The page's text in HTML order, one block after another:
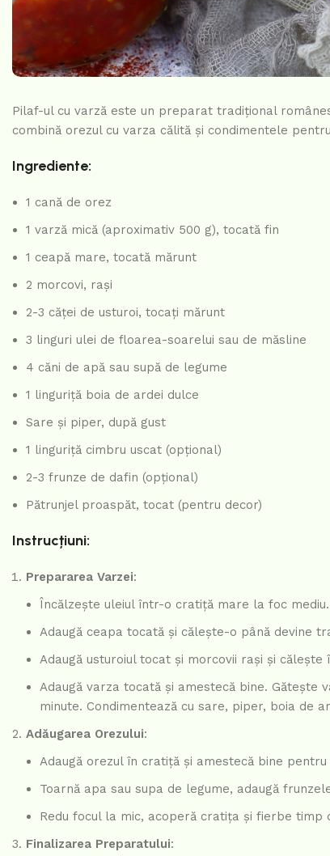
Pilaf-ul cu varză este un preparat tradițional
combină orezul cu varza călită și condimentele
Ingrediente:
1 cană de orez
1 varză mică (aproximativ 500 g), tocată fin
1 ceapă mare, tocată mărunt
2 morcovi, rași
2-3 căței de usturoi, tocați mărunt
3 linguri ulei de floarea-soarelui sau de măsline
4 căni de apă sau supă de legume
1 linguriță boia de ardei dulce
Sare și piper, după gust
1 linguriță cimbru uscat (opțional)
2-3 frunze de dafin (opțional)
Pătrunjel proaspăt, tocat (pentru decor)
Instrucțiuni:
Prepararea Varzei:
Încălzește uleiul într-o cratiță mare la foc mediu.
Adaugă ceapa tocată și călește-o până devine
Adaugă usturoiul tocat și morcovii rași și călește
Adaugă varza tocată și amestecă bine. Gătește
minute. Condimentează cu sare, piper, boia de
Adăugarea Orezului:
Adaugă orezul în cratiță și amestecă bine
Toarnă apa sau supa de legume, adaugă
Redu focul la mic, acoperă cratița și fierbe timp
Finalizarea Preparatului: